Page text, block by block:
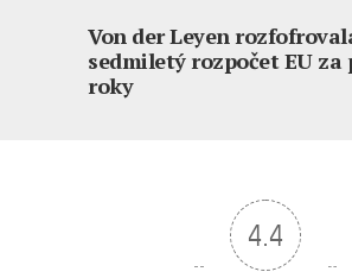
Von der Leyen
sedmiletý rozpočet EU za
roky
4.4